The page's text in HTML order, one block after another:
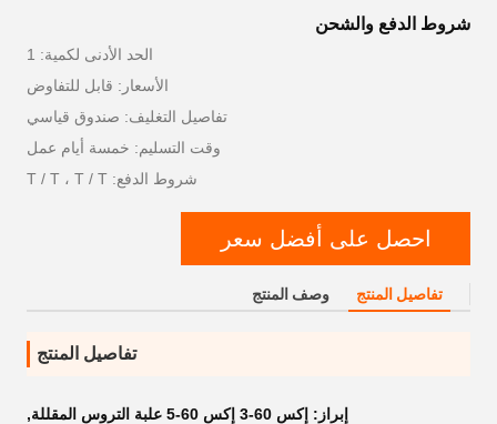
شروط الدفع والشحن
الحد الأدنى لكمية: 1
الأسعار: قابل للتفاوض
تفاصيل التغليف: صندوق قياسي
وقت التسليم: خمسة أيام عمل
شروط الدفع: T / T ، T / T
احصل على أفضل سعر
تفاصيل المنتج وصف المنتج
تفاصيل المنتج
إبراز: إكس 60-3 إكس 60-5 علبة التروس المقللة
,